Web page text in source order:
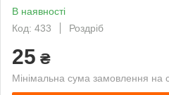
В наявності
Код: 433
Роздріб
25 ₴
Мінімальна сума замовлення на